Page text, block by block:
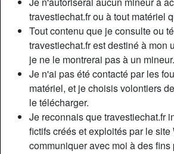
travestiechat.fr ou à tout matériel
Tout contenu que je consulte ou
travestiechat.fr est destiné à mon
je ne le montrerai pas à un mineur.
Je n'ai pas été contacté par les
matériel, et je choisis volontiers
le télécharger.
Je reconnais que travestiechat.fr
fictifs créés et exploités par le
communiquer avec moi à des
Nickname:
Âge:
Pays:
Département:
Sexe:
Sexualité:
Relation:
Couleur des cheveux:
Taille: